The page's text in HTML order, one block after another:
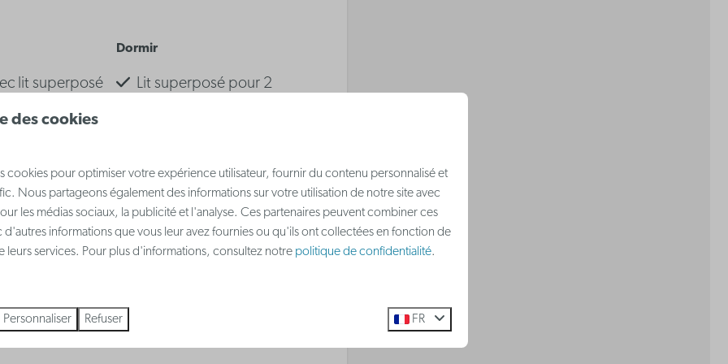
lit superposé
Dormir
Lit superposé pour 2
plus ↓
des cookies
cookies pour optimiser votre expérience utilisateur, fournir du contenu personnalisé et
Nous partageons également des informations sur votre utilisation de notre site avec
les médias sociaux, la publicité et l'analyse. Ces partenaires peuvent combiner ces
d'autres informations que vous leur avez fournies ou qu'ils ont collectées en fonction de
leurs services. Pour plus d'informations, consultez notre politique de confidentialité.
Personnaliser Refuser FR